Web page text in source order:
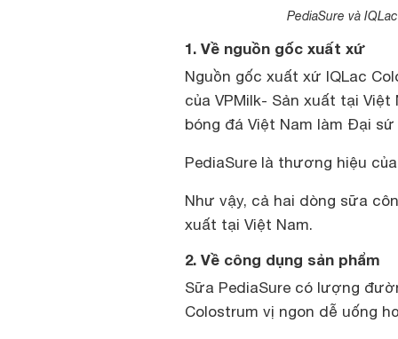
PediaSure và
1. Về nguồn gốc xuất xứ
Nguồn gốc xuất xứ IQLac
của VPMilk- Sản xuất tại
bóng đá Việt Nam làm Đại
PediaSure là thương hiệu
Như vậy, cả hai dòng sữa
xuất tại Việt Nam.
2. Về công dụng sản phẩm
Sữa PediaSure có lượng
Colostrum vị ngon dễ uống